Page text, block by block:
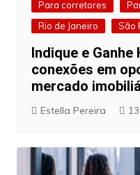
Para corretores
Rio de Janeiro
São
Indique e
conexões em
mercado
Estella Pereira